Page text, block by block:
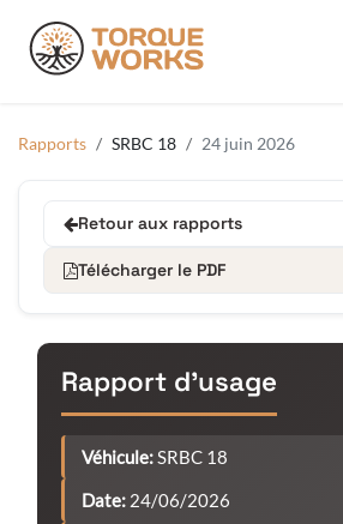
Rapports SRBC 18 24 juin 2026
Retour aux rapports
Télécharger le PDF
Rapport d'usage
Véhicule:SRBC 18
Date: 24/06/2026